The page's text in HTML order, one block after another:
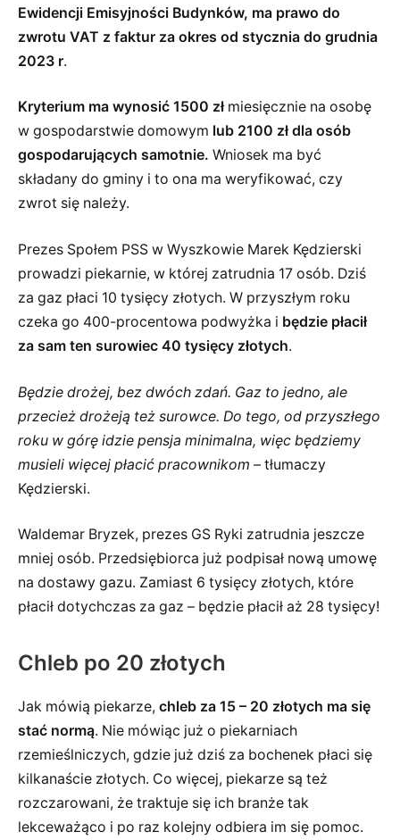
Ewidencji Emisyjności Budynków, ma prawo do
zwrotu VAT z faktur za okres od stycznia do grudnia
2023 r.
Kryterium ma wynosić 1500 zł miesięcznie na osobę
w gospodarstwie domowym lub 2100 zł dla osób
gospodarujących samotnie. Wniosek ma być
składany do gminy i to ona ma weryfikować, czy
zwrot się należy.
Prezes Społem PSS w Wyszkowie Marek Kędzierski
prowadzi piekarnie, w której zatrudnia 17 osób. Dziś
za gaz płaci 10 tysięcy złotych. W przyszłym roku
czeka go 400-procentowa podwyżka i będzie płacił
za sam ten surowiec 40 tysięcy złotych.
Będzie drożej, bez dwóch zdań. Gaz to jedno, ale
przecież drożeją też surowce. Do tego, od przyszłego
roku w górę idzie pensja minimalna, więc będziemy
musieli więcej płacić pracownikom – tłumaczy
Kędzierski.
Waldemar Bryzek, prezes GS Ryki zatrudnia jeszcze
mniej osób. Przedsiębiorca już podpisał nową umowę
na dostawy gazu. Zamiast 6 tysięcy złotych, które
płacił dotychczas za gaz – będzie płacił aż 28 tysięcy!
Chleb po 20 złotych
Jak mówią piekarze, chleb za 15 – 20 złotych ma się
stać normą. Nie mówiąc już o piekarniach
rzemieślniczych, gdzie już dziś za bochenek płaci się
kilkanaście złotych. Co więcej, piekarze są też
rozczarowani, że traktuje się ich branże tak
lekceważąco i po raz kolejny odbiera im się pomoc.